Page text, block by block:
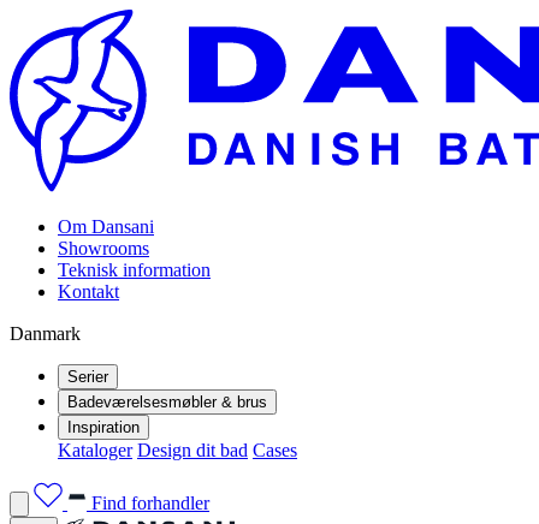
Om Dansani
Showrooms
Teknisk information
Kontakt
Danmark
Serier
Badeværelsesmøbler & brus
Inspiration
Kataloger Design dit bad Cases
Find forhandler